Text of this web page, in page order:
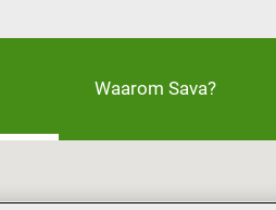
Waarom Sava?